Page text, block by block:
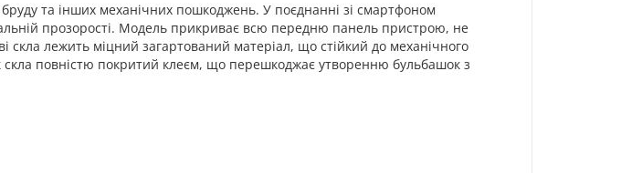
та інших механічних пошкоджень. У поєднанні зі смартфоном
прозорості. Модель прикриває всю передню панель пристрою, не
лежить міцний загартований матеріал, що стійкий до механічного
скла повністю покритий клеєм, що перешкоджає утворенню бульбашок з